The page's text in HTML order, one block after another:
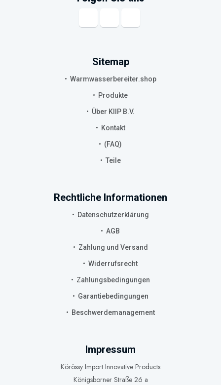
Sitemap
Warmwasserbereiter.shop
Produkte
Über KIIP B.V.
Kontakt
(FAQ)
Teile
Rechtliche Informationen
Datenschutzerklärung
AGB
Zahlung und Versand
Widerrufsrecht
Zahlungsbedingungen
Garantiebedingungen
Beschwerdemanagement
Impressum
Körössy Import Innovative Products
Königsborner Straße 26 a